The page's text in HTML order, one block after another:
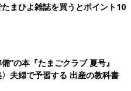
まひよ雑誌を買うとポイント10
”の本『たまごクラブ 夏号』
〉夫婦で予習する 出産の教科書